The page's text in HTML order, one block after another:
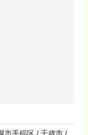
市手稲区 / 千歳市 /